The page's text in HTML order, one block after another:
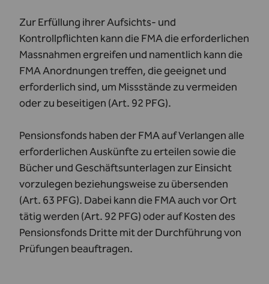
Zur Erfüllung ihrer Aufsichts- und
Kontrollpflichten kann die FMA die erforderlichen
Massnahmen ergreifen und namentlich kann die
FMA Anordnungen treffen, die geeignet und
erforderlich sind, um Missstände zu vermeiden
oder zu beseitigen (Art. 92 PFG).
Pensionsfonds haben der FMA auf Verlangen alle
erforderlichen Auskünfte zu erteilen sowie die
Bücher und Geschäftsunterlagen zur Einsicht
vorzulegen beziehungsweise zu übersenden
(Art. 63 PFG). Dabei kann die FMA auch vor Ort
tätig werden (Art. 92 PFG) oder auf Kosten des
Pensionsfonds Dritte mit der Durchführung von
Prüfungen beauftragen.